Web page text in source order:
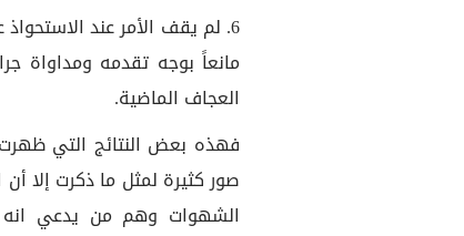
6. لم يقف الأمر عند
مانعاً بوجه تقدمه ومداواة
العجاف الماضية.
فهذه بعض النتائج التي ظهرت
صور كثيرة لمثل ما ذكرت إلا
الشهوات وهم من يدعي انه